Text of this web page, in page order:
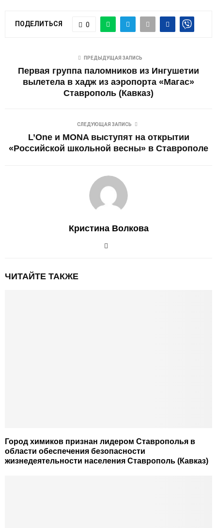
ПОДЕЛИТЬСЯ 0
ПРЕДЫДУЩАЯ ЗАПИСЬ
Первая группа паломников из Ингушетии
вылетела в хадж из аэропорта «Магас»
Ставрополь (Кавказ)
СЛЕДУЮЩАЯ ЗАПИСЬ
L’One и MONA выступят на открытии
«Российской школьной весны» в Ставрополе
Кристина Волкова
ЧИТАЙТЕ ТАКЖЕ
Город химиков признан лидером Ставрополья в
области обеспечения безопасности
жизнедеятельности населения Ставрополь (Кавказ)